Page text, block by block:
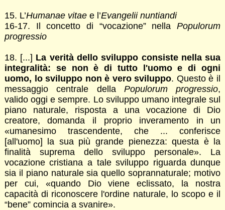
15. L’Humanae vitaee l’Evangelii nuntiandi
16-17. Il concetto di “vocazione” nellaPopulorum
progressio
18. [...] La verità dello sviluppo consiste nella sua
integralità: se non è di tutto l'uomo e di ogni
uomo, lo sviluppo non è vero sviluppo. Questo è il
messaggio centrale della Populorum progressio,
valido oggi e sempre. Lo sviluppo umano integrale sul
piano naturale, risposta a una vocazione di Dio
creatore, domanda il proprio inveramento in un
«umanesimo trascendente, che ... conferisce
[all'uomo] la sua più grande pienezza: questa è la
finalità suprema dello sviluppo personale». La
vocazione cristiana a tale sviluppo riguarda dunque
sia il piano naturale sia quello soprannaturale; motivo
per cui, «quando Dio viene eclissato, la nostra
capacità di riconoscere l'ordine naturale, lo scopo e il
“bene” comincia a svanire».